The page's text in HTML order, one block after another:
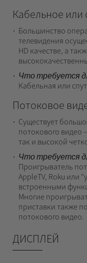
Кабельное или
Большинство
телевидения
HD качестве, а
Что требуется
Кабельная или
Потоковое
Существует
потокового видео
так и высокой
Что требуется
Проигрыватель
AppleTV, Roku или
встроенными
Многие
приставки также
потокового видео.
ДИСПЛЕЙ